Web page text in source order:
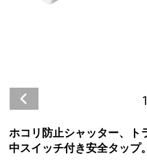
1
ホコリ防止シャッター、ト
中スイッチ付き安全タップ